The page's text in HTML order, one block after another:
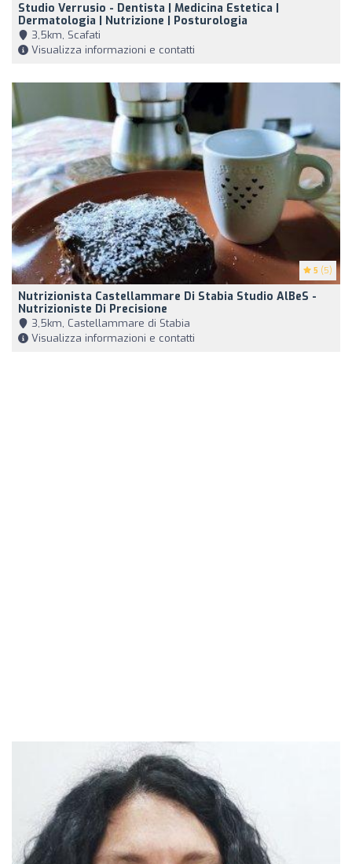
Studio Verrusio - Dentista | Medicina Estetica |
Dermatologia | Nutrizione | Posturologia
3,5km, Scafati
Visualizza informazioni e contatti
5 (5)
Nutrizionista Castellammare Di Stabia Studio AlBeS -
Nutrizioniste Di Precisione
3,5km, Castellammare di Stabia
Visualizza informazioni e contatti